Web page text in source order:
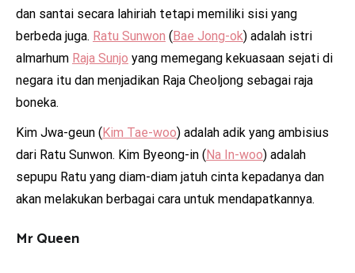
dan santai secara lahiriah tetapi memiliki sisi yang
berbeda juga. Ratu Sunwon (Bae Jong-ok) adalah istri
almarhum Raja Sunjo yang memegang kekuasaan sejati di
negara itu dan menjadikan Raja Cheoljong sebagai raja
boneka.
Kim Jwa-geun (Kim Tae-woo) adalah adik yang ambisius
dari Ratu Sunwon. Kim Byeong-in (Na In-woo) adalah
sepupu Ratu yang diam-diam jatuh cinta kepadanya dan
akan melakukan berbagai cara untuk mendapatkannya.
Mr Queen